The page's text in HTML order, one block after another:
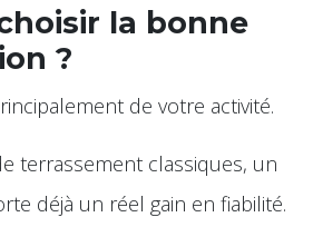
la bonne
?
de votre activité.
terrassement classiques, un
déjà un réel gain en fiabilité.